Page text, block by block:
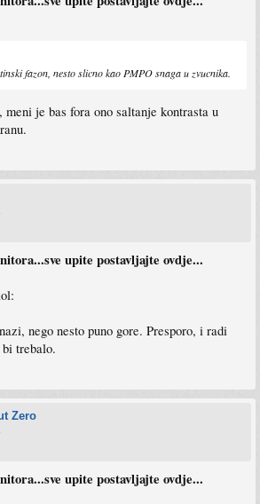
fazon, nesto slicno kao PMPO snaga u zvucnika.
je bas fora ono saltanje kontrasta u
upite postavljajte ovdje...
nego nesto puno gore. Presporo, i radi
bi trebalo.
Zero
upite postavljajte ovdje...